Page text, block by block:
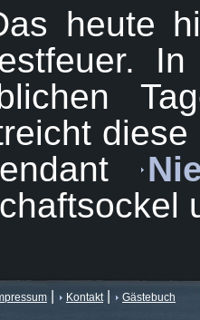
heute
Kontakt Gästebuch